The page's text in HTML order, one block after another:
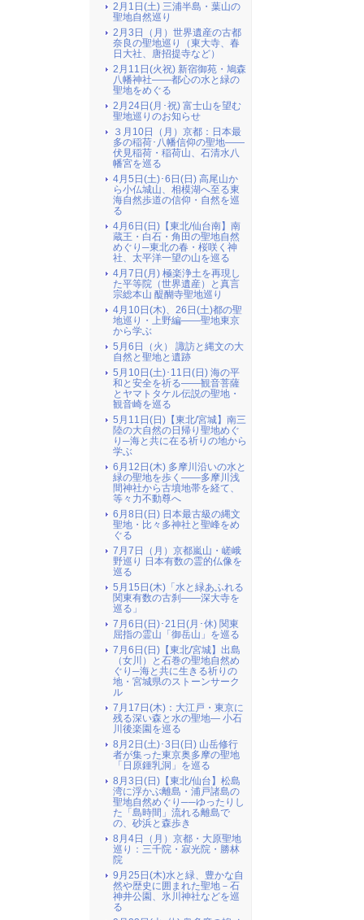
2月1日(土) 三浦半島・葉山の
聖地自然巡り
2月3日（月）世界遺産の古都
奈良の聖地巡り（東大寺、春
日大社、唐招提寺など）
2月11日(火祝) 新宿御苑・鳩森
八幡神社――都心の水と緑の
聖地をめぐる
2月24日(月･祝) 富士山を望む
聖地巡りのお知らせ
３月10日（月）京都：日本最
多の稲荷･八幡信仰の聖地――
伏見稲荷・稲荷山、石清水八
幡宮を巡る
4月5日(土)･6日(日) 高尾山か
ら小仏城山、相模湖へ至る東
海自然歩道の信仰・自然を巡
る
4月6日(日)【東北/仙台南】南
蔵王・白石・角田の聖地自然
めぐり─東北の春・桜咲く神
社、太平洋一望の山を巡る
4月7日(月) 極楽浄土を再現し
た平等院（世界遺産）と真言
宗総本山 醍醐寺聖地巡り
4月10日(木)、26日(土)都の聖
地巡り・上野編――聖地東京
から学ぶ
5月6日（火） 諏訪と縄文の大
自然と聖地と遺跡
5月10日(土)･11日(日) 海の平
和と安全を祈る――観音菩薩
とヤマトタケル伝説の聖地・
観音崎を巡る
5月11日(日)【東北/宮城】南三
陸の大自然の日帰り聖地めぐ
り─海と共に在る祈りの地から
学ぶ
6月12日(木) 多摩川沿いの水と
緑の聖地を歩く――多摩川浅
間神社から古墳地帯を経て、
等々力不動尊へ
6月8日(日) 日本最古級の縄文
聖地・比々多神社と聖峰をめ
ぐる
7月7日（月）京都嵐山・嵯峨
野巡り 日本有数の霊的仏像を
巡る
5月15日(木)「水と緑あふれる
関東有数の古刹――深大寺を
巡る」
7月6日(日)･21日(月･休) 関東
屈指の霊山「御岳山」を巡る
7月6日(日)【東北/宮城】出島
（女川）と石巻の聖地自然め
ぐり─海と共に生きる祈りの
地・宮城県のストーンサーク
ル
7月17日(木)：大江戸・東京に
残る深い森と水の聖地― 小石
川後楽園を巡る
8月2日(土)･3日(日) 山岳修行
者が集った東京奥多摩の聖地
「日原鍾乳洞」を巡る
8月3日(日)【東北/仙台】松島
湾に浮かぶ離島・浦戸諸島の
聖地自然めぐり──ゆったりし
た「島時間」流れる離島で
の、砂浜と森歩き
8月4日（月）京都・大原聖地
巡り：三千院・寂光院・勝林
院
9月25日(木)水と緑、豊かな自
然や歴史に囲まれた聖地－石
神井公園、氷川神社などを巡
る